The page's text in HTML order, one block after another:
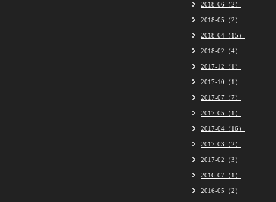
2018-06（2）
2018-05（2）
2018-04（15）
2018-02（4）
2017-12（1）
2017-10（1）
2017-07（7）
2017-05（1）
2017-04（16）
2017-03（2）
2017-02（3）
2016-07（1）
2016-05（2）